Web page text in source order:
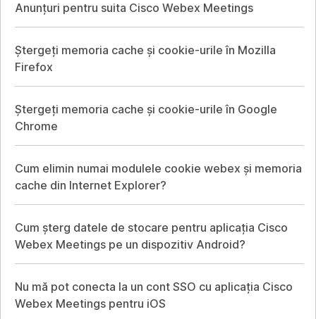
Anunțuri pentru suita Cisco Webex Meetings
Ștergeți memoria cache și cookie-urile în Mozilla
Firefox
Ștergeți memoria cache și cookie-urile în Google
Chrome
Cum elimin numai modulele cookie webex și memoria
cache din Internet Explorer?
Cum șterg datele de stocare pentru aplicația Cisco
Webex Meetings pe un dispozitiv Android?
Nu mă pot conecta la un cont SSO cu aplicația Cisco
Webex Meetings pentru iOS